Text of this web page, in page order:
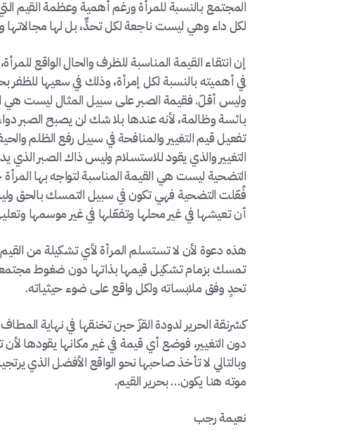
المجتمع بالنسبة للمرأة ورغم أهمية وعظمة القيم
لكل داء وهي ليست ناجعة لكل تحدٍّ، بل لها مجالاتها
إن انتقاء القيمة المناسبة للظرف والحال الواقع
في أهميته بالنسبة لكل إمرأة، وذلك في سعيها
وليس أقلّ. فقيمة الصبر على سبيل المثال ليست هي
بائسة وظالمة، لأنه عندها بلا شك لن يصبح الصبر
تفعيل قيم التغيير والمنافحة في سبيل رفع الظلم
التغيير والذي يقود للاستسلام وليس ذاك الصبر الذي
التضحية ليست هي القيمة المناسبة لتواجه بها
فُعّلت التضحية فهي تكون في سبيل التمسك بالحق
أن تعيشها في غير محلها وتفعّلها في غير موسمها
هذه دعوة لأن لا تستسلم المرأة لأي تشكيلة من
تمسك بزمام تشكيل قيمها بذاتها دون ضغوط
تحدٍ وفق ملابساته ولكل واقع على ضوء حيثياته.
كشرنقة الحرير لدودة القزّ حين تخنقها في نهاية
دون التغيير، فوضع أي قيمة في غير مكانها يقودها
وبالتالي لا تأخذ صاحبها نحو الواقع الأفضل الذي
موته هنا يكون… بحرير القيم.
نعيمة رجب